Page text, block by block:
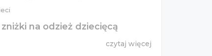
na odzież dziecięcą
czytaj więcej